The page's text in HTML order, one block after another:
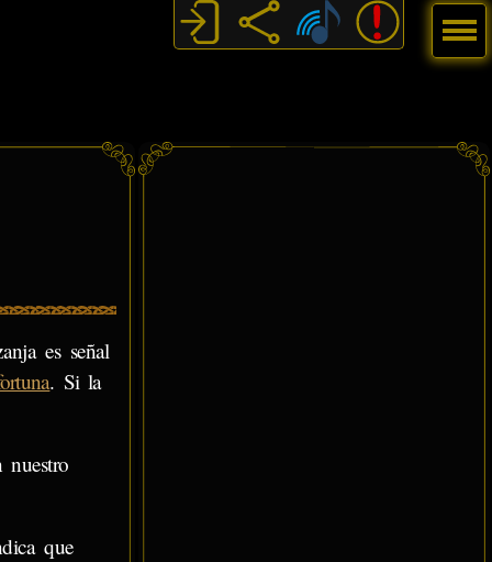
es señal
. Si la
nuestro
que
Menú